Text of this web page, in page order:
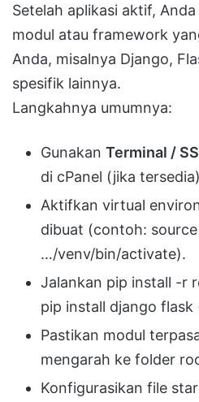
Setelah aplikasi aktif,
modul atau framework
Anda, misalnya Django,
spesifik lainnya.
Langkahnya umumnya:
Gunakan Terminal /
di cPanel (jika
Aktifkan virtual
dibuat (contoh:
…/venv/bin/activate).
Jalankan pip install -r
pip install django flask
Pastikan modul
mengarah ke folder
Konfigurasikan file